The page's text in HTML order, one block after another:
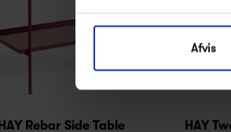
Afvis
HAY Rebar Side Table
HAY